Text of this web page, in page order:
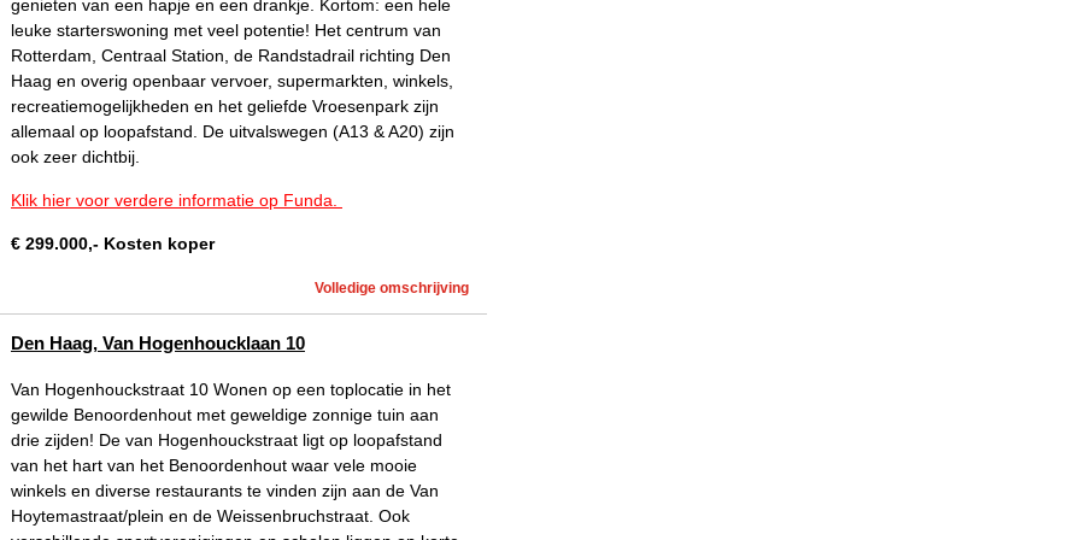
genieten van een hapje en een drankje. Kortom: een hele
leuke starterswoning met veel potentie! Het centrum van
Rotterdam, Centraal Station, de Randstadrail richting Den
Haag en overig openbaar vervoer, supermarkten, winkels,
recreatiemogelijkheden en het geliefde Vroesenpark zijn
allemaal op loopafstand. De uitvalswegen (A13 & A20) zijn
ook zeer dichtbij.
Klik hier voor verdere informatie op Funda.
€ 299.000,- Kosten koper
Volledige omschrijving
Den Haag, Van Hogenhoucklaan 10
Van Hogenhouckstraat 10 Wonen op een toplocatie in het
gewilde Benoordenhout met geweldige zonnige tuin aan
drie zijden! De van Hogenhouckstraat ligt op loopafstand
van het hart van het Benoordenhout waar vele mooie
winkels en diverse restaurants te vinden zijn aan de Van
Hoytemastraat/plein en de Weissenbruchstraat. Ook